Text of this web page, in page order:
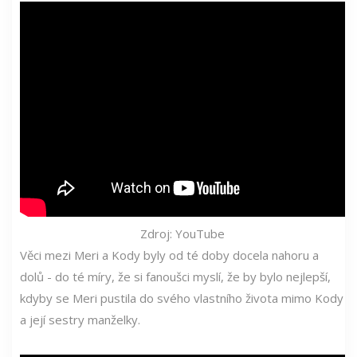
Zdroj: YouTube
Věci mezi Meri a Kody byly od té doby docela nahoru a
dolů - do té míry, že si fanoušci myslí, že by bylo nejlepší,
kdyby se Meri pustila do svého vlastního života mimo Kody
a její sestry manželky.